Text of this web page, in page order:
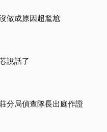
做成原因超尷尬
說話了
分局偵查隊長出庭作證